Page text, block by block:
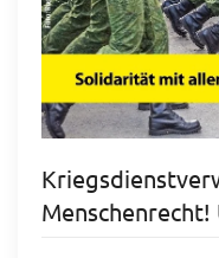
Menschenrecht!